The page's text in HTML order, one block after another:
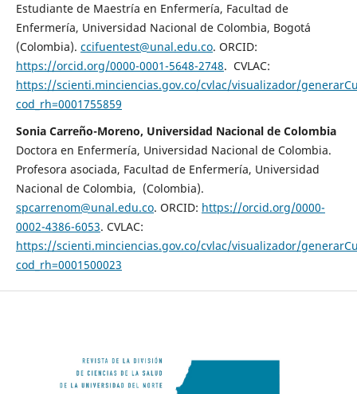
Estudiante de Maestría en Enfermería, Facultad de
Enfermería, Universidad Nacional de Colombia, Bogotá
(Colombia). ccifuentest@unal.edu.co. ORCID:
https://orcid.org/0000-0001-5648-2748. CVLAC:
https://scienti.minciencias.gov.co/cvlac/visualizador/
cod_rh=0001755859
Sonia Carreño-Moreno, Universidad Nacional de Colombia
Doctora en Enfermería, Universidad Nacional de Colombia.
Profesora asociada, Facultad de Enfermería, Universidad
Nacional de Colombia, (Colombia).
spcarrenom@unal.edu.co. ORCID: https://orcid.org/0000-
0002-4386-6053. CVLAC:
https://scienti.minciencias.gov.co/cvlac/visualizador/
cod_rh=0001500023